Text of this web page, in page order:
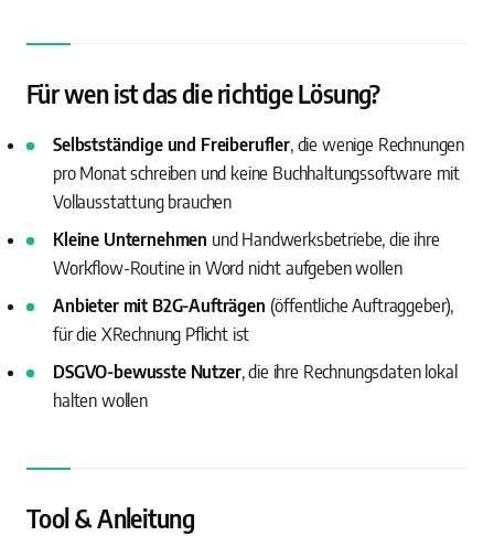
Für wen ist das die richtige Lösung?
Selbstständige und Freiberufler, die wenige Rechnungen
pro Monat schreiben und keine Buchhaltungssoftware mit
Vollausstattung brauchen
Kleine Unternehmen und Handwerksbetriebe, die ihre
Workflow-Routine in Word nicht aufgeben wollen
Anbieter mit B2G-Aufträgen (öffentliche Auftraggeber),
für die XRechnung Pflicht ist
DSGVO-bewusste Nutzer, die ihre Rechnungsdaten lokal
halten wollen
Tool & Anleitung